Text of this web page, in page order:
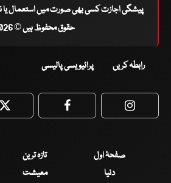
پیشگی اجازت کسی بھی صورت میں استعمال یا
حقوق محفوظ ہیں © 2026
رابطہ کریں پرائیویسی پالیسی
Twitter Facebook
صفحۂ اول تازہ ترین
دنیا
معیشت